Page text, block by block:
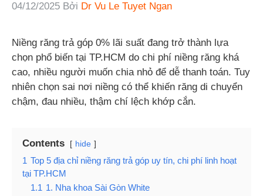
04/12/2025 Bởi Dr Vu Le Tuyet Ngan
Niềng răng trả góp 0% lãi suất đang trở thành lựa
chọn phổ biến tại TP.HCM do chi phí niềng răng khá
cao, nhiều người muốn chia nhỏ để dễ thanh toán. Tuy
nhiên chọn sai nơi niềng có thể khiến răng di chuyển
chậm, đau nhiều, thậm chí lệch khớp cắn.
Contents hide
1 Top 5 địa chỉ niềng răng trả góp uy tín, chi phí linh hoạt
tại TP.HCM
1.1 1. Nha khoa Sài Gòn White